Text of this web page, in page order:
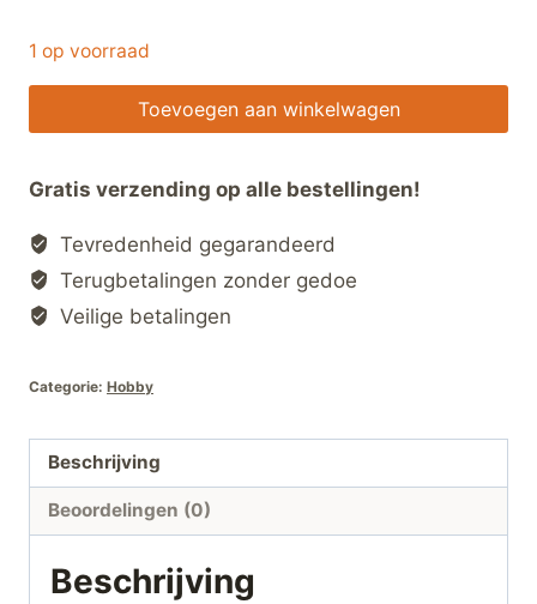
1 op voorraad
Koinobori
–
Kleurrijke
Karper
Wind
Streamer
Toevoegen aan winkelwagen
Gratis verzending op alle bestellingen!
Tevredenheid gegarandeerd
Terugbetalingen zonder gedoe
Veilige betalingen
Categorie: Hobby
Beschrijving
Beoordelingen (0)
Beschrijving